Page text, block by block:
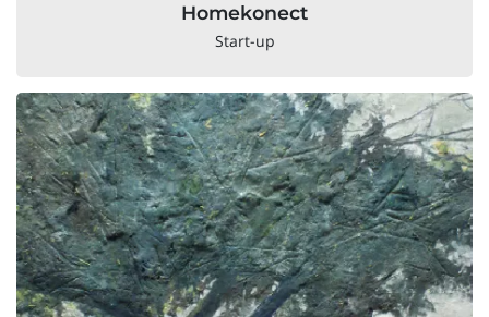
Homekonect
Start-up